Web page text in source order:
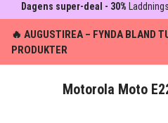
Dagens super-deal - 30%
🔥 AUGUSTIREA – FYNDA BLAND
PRODUKTER
Motorola Moto